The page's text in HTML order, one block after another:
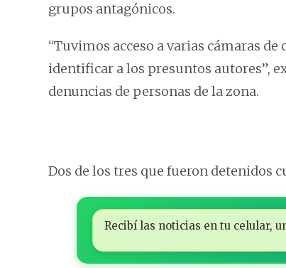
grupos antagónicos.
“Tuvimos acceso a varias cámaras
identificar a los presuntos autores”,
denuncias de personas de la zona.
Dos de los tres que fueron detenidos
Recibí las noticias en tu celular,